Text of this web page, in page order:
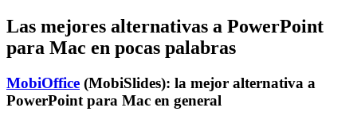
Las mejores alternativas a PowerPoint
para Mac en pocas palabras
MobiOffice (MobiSlides): la mejor alternativa a
PowerPoint para Mac en general